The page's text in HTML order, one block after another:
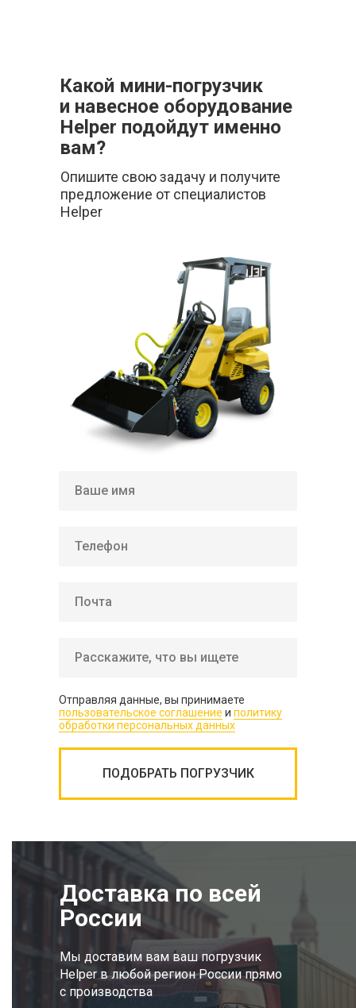
Какой мини-погрузчик
и навесное оборудование
Helper подойдут именно
вам?
Опишите свою задачу и получите
предложение от специалистов
Helper
Отправляя данные, вы принимаете
пользовательское соглашение и политику
обработки персональных данных
ПОДОБРАТЬ ПОГРУЗЧИК
Доставка по всей
России
Мы доставим вам ваш погрузчик
Helper в любой регион России прямо
с производства